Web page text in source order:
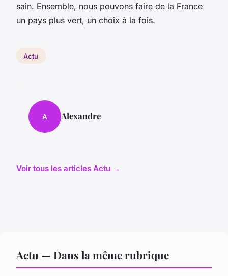
sain. Ensemble, nous pouvons faire de la France
un pays plus vert, un choix à la fois.
Actu
A Alexandre
Voir tous les articles Actu →
Actu — Dans la même rubrique